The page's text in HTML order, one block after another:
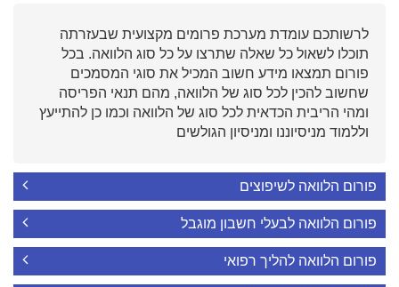
לרשותכם עומדת מערכת פרומים מקצועית שבעזרתה
תוכלו לשאול כל שאלה שתרצו על כל סוג הלוואה. בכל
פורום תמצאו מידע חשוב המכיל את סוגי המסמכים
שחשוב להכין לכל סוג של הלוואה, מהם תנאי הפריסה
ומהי הריבית הכדאית לכל סוג של הלוואה וכמו כן להתייעץ
וללמוד מניסיוננו ומניסיון הגולשים
פורום הלוואה לשיפוצים
פורום הלוואה לבעלי חשבון מוגבל
פורום הלוואה להליך רפואי